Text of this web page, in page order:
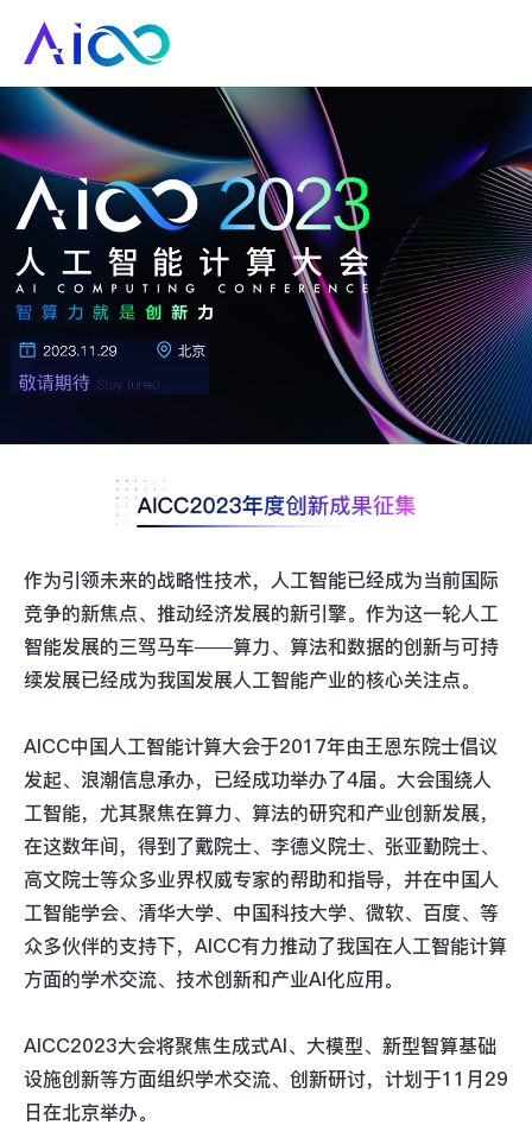
作为引领未来的战略性技术，人工智能已经成为当前国际
竞争的新焦点、推动经济发展的新引擎。作为这一轮人工
智能发展的三驾马车——算力、算法和数据的创新与可持
续发展已经成为我国发展人工智能产业的核心关注点。
AICC中国人工智能计算大会于2017年由王恩东院士倡议
发起、浪潮信息承办，已经成功举办了4届。大会围绕人
工智能，尤其聚焦在算力、算法的研究和产业创新发展，
在这数年间，得到了戴院士、李德义院士、张亚勤院士、
高文院士等众多业界权威专家的帮助和指导，并在中国人
工智能学会、清华大学、中国科技大学、微软、百度、等
众多伙伴的支持下，AICC有力推动了我国在人工智能计算
方面的学术交流、技术创新和产业AI化应用。
AICC2023大会将聚焦生成式AI、大模型、新型智算基础
设施创新等方面组织学术交流、创新研讨，计划于11月29
日在北京举办。